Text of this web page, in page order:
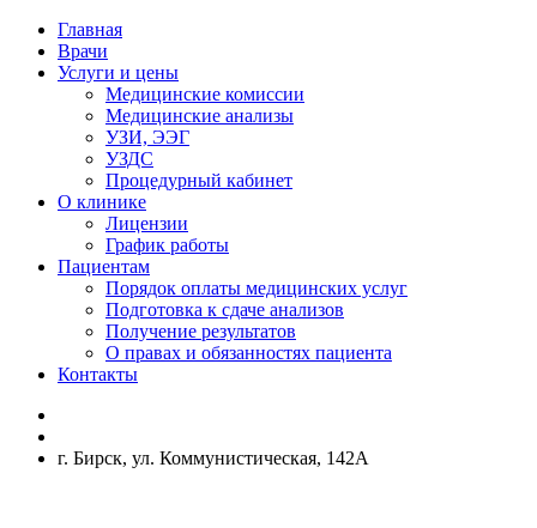
Главная
Врачи
Услуги и цены
Медицинские комиссии
Медицинские анализы
УЗИ, ЭЭГ
УЗДС
Процедурный кабинет
О клинике
Лицензии
График работы
Пациентам
Порядок оплаты медицинских услуг
Подготовка к сдаче анализов
Получение результатов
О правах и обязанностях пациента
Контакты
г. Бирск, ул. Коммунистическая, 142А